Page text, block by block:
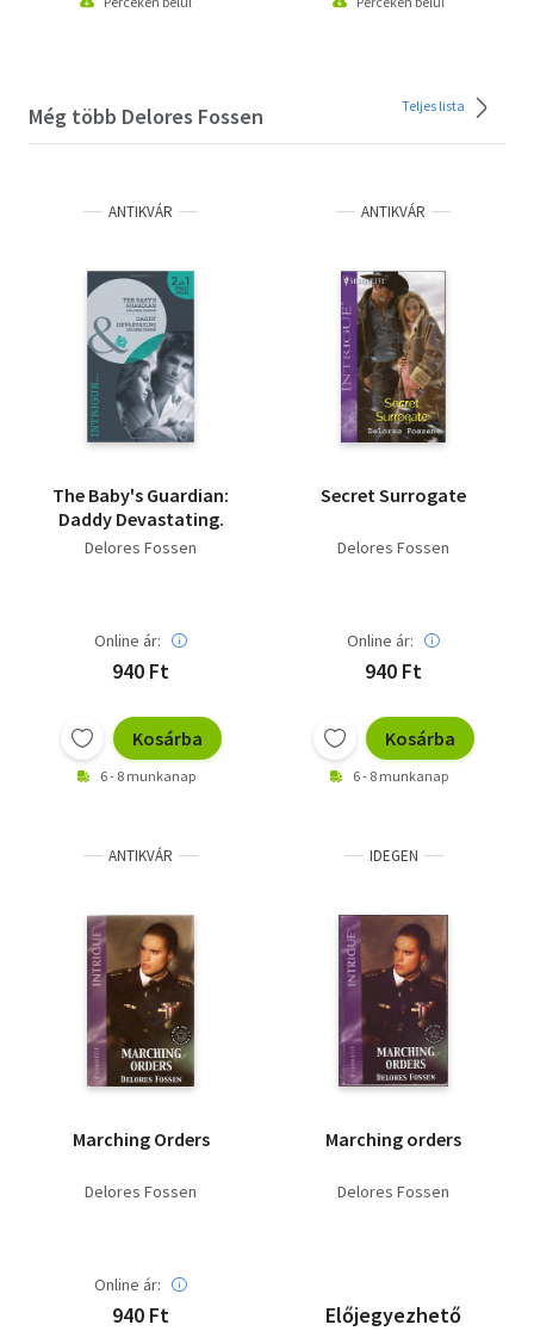
Még több Delores Fossen Teljes lista
ANTIKVÁR
The Baby's Guardian:
Daddy Devastating.
Delores Fossen
Online ár:
940 Ft
Kosárba
6 - 8 munkanap
ANTIKVÁR
Secret Surrogate
Delores Fossen
Online ár:
940 Ft
Kosárba
6 - 8 munkanap
ANTIKVÁR
Marching Orders
Delores Fossen
Online ár:
940 Ft
IDEGEN
Marching orders
Delores Fossen
Előjegyezhető